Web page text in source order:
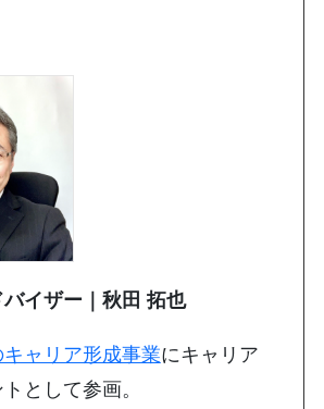
イザー｜秋田 拓也
ャリア形成事業にキャリア
として参画。